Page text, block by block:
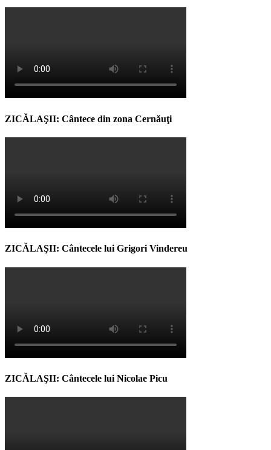
ZICĂLAŞII: Cântece din zona Cernăuţi
ZICĂLAŞII: Cântecele lui Grigori Vindereu
ZICĂLAŞII: Cântecele lui Nicolae Picu